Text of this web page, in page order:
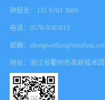
钟部长：135 6703 3669
电话：0570-8585013
邮箱：
地址：浙江省衢州市高新技术